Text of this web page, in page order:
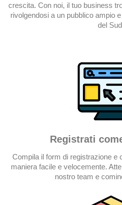
crescita. Con noi, il tuo business
rivolgendosi a un pubblico ampio
del
Registrati
Compila il form di registrazione e
maniera facile e velocemente.
nostro team e